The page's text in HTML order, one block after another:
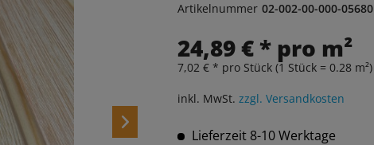
Artikelnummer 02-002-00-000-05680
24,89 € * pro m²
7,02 € * pro Stück (1 Stück = 0.28 m²)
inkl. MwSt. zzgl. Versandkosten
Lieferzeit 8-10 Werktage